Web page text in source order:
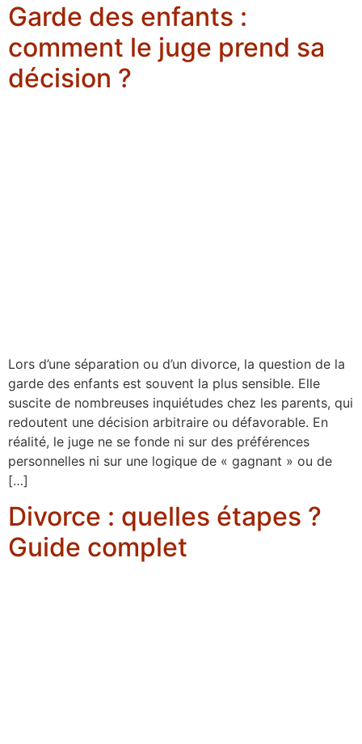
Garde des enfants :
comment le juge prend sa
décision ?
Lors d’une séparation ou d’un divorce, la question de la
garde des enfants est souvent la plus sensible. Elle
suscite de nombreuses inquiétudes chez les parents, qui
redoutent une décision arbitraire ou défavorable. En
réalité, le juge ne se fonde ni sur des préférences
personnelles ni sur une logique de « gagnant » ou de
[…]
Divorce : quelles étapes ?
Guide complet